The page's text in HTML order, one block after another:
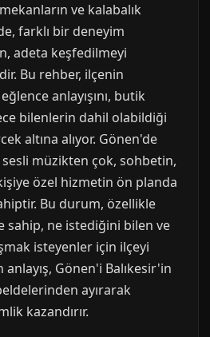
ve kalabalık
farklı bir deneyim
adeta keşfedilmeyi
Bu rehber, ilçenin
eğlence anlayışını, butik
bilenlerin dahil olabildiği
altına alıyor. Gönen'de
sesli müzikten çok, sohbetin,
özel hizmetin ön planda
Bu durum, özellikle
sahip, ne istediğini bilen ve
isteyenler için ilçeyi
anlayış, Gönen'i Balıkesir'in
ayırarak
kazandırır.